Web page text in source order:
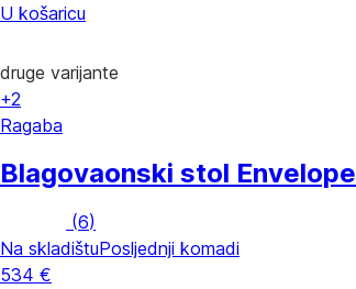
U košaricu
druge varijante
+2
Ragaba
Blagovaonski stol Envelope
(6)
Na skladištuPosljednji komadi
534 €